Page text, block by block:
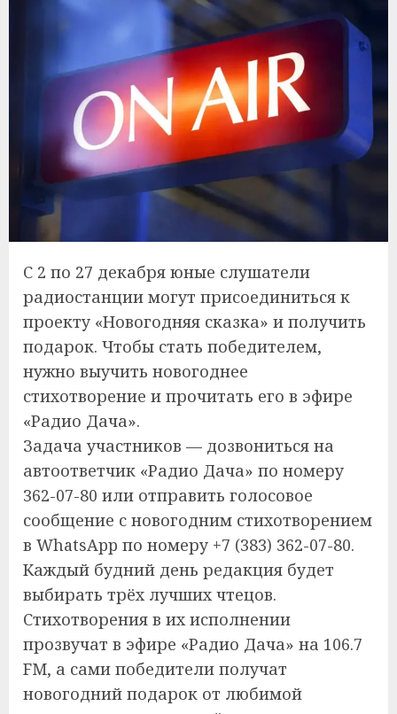
С 2 по 27 декабря юные слушатели
радиостанции могут присоединиться к
проекту «Новогодняя сказка» и получить
подарок. Чтобы стать победителем,
нужно выучить новогоднее
стихотворение и прочитать его в эфире
«Радио Дача».
Задача участников — дозвониться на
автоответчик «Радио Дача» по номеру
362-07-80 или отправить голосовое
сообщение с новогодним стихотворением
в WhatsApp по номеру +7 (383) 362-07-80.
Каждый будний день редакция будет
выбирать трёх лучших чтецов.
Стихотворения в их исполнении
прозвучат в эфире «Радио Дача» на 106.7
FM, а сами победители получат
новогодний подарок от любимой